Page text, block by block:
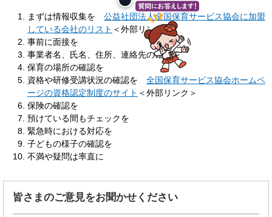
まずは情報収集を 公益社団法人全国保育サービス協会に加盟
している会社のリスト ＜外部リンク＞
事前に面接を
事業者名、氏名、住所、連絡先の確認を
保育の場所の確認を
資格や研修受講状況の確認を 全国保育サービス協会ホームペ
ージの資格認定制度のサイト ＜外部リンク＞
保険の確認を
預けている間もチェックを
緊急時における対応を
子どもの様子の確認を
不満や疑問は率直に
皆さまのご意見をお聞かせください